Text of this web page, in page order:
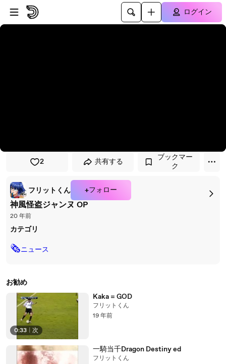
プレイヤーにスキップ
メインコンテンツにスキップ
ログイン
2 共有する
ブックマー
ク
フリットくん +フォロー
神風怪盗ジャンヌ OP
20 年前
カテゴリ
🗞ニュース
お勧め
0:33 次
Kaka = GOD
フリットくん
19 年前
一騎当千Dragon Destiny ed
フリットくん